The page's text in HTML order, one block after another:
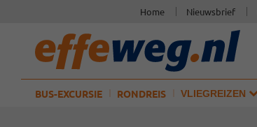
BUS-EXCURSIE RONDREIS VLIEGREIZEN
Home Nieuwsbrief